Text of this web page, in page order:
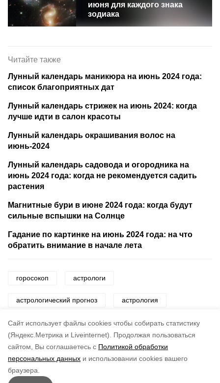
Cайт использует файлы cookies чтобы собирать статистику
(Яндекс.Метрика и Liveinternet).
Продолжая пользоваться
сайтом, Вы соглашаетесь с Политикой обработки
персональных данных и использовании cookies вашего
браузера.
июня для каждого знака
зодиака
Читайте также
Лунный календарь маникюра на июнь 2024 года:
список благоприятных дат
Лунный календарь стрижек на июнь 2024: когда
лучше идти в салон красоты
Лунный календарь окрашивания волос на
июнь-2024
Лунный календарь садовода и огородника на
июнь 2024 года: когда не рекомендуется садить
растения
Магнитные бури в июне 2024 года: когда будут
сильные вспышки на Солнце
Гадание по картинке на июнь 2024 года: на что
обратить внимание в начале лета
горосокоп астрологи
астрологический прогноз астрология
знаки зодиака звезды
по оценке
5